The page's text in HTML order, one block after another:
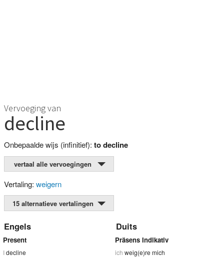
Vervoeging van
decline
Onbepaalde wijs (infinitief): to decline
vertaal alle vervoegingen
Vertaling: weigern
15 alternatieve vertalingen
Engels Duits
Present
Idecline
Präsens Indikativ
ich weig(e)re mich